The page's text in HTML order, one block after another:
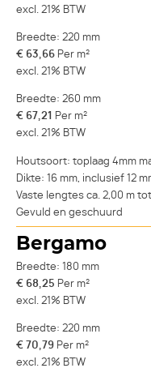
excl. 21% BTW
Breedte: 220 mm
€ 63,66 Per m²
excl. 21% BTW
Breedte: 260 mm
€ 67,21 Per m²
excl. 21% BTW
Houtsoort: toplaag 4mm
Dikte: 16 mm, inclusief 12
Vaste lengtes ca. 2,00 m
Gevuld en geschuurd
Bergamo
Breedte: 180 mm
€ 68,25 Per m²
excl. 21% BTW
Breedte: 220 mm
€ 70,79 Per m²
excl. 21% BTW